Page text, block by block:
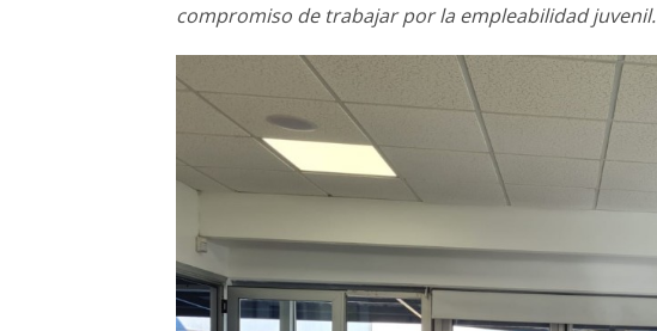
compromiso de trabajar por la empleabilidad juvenil.